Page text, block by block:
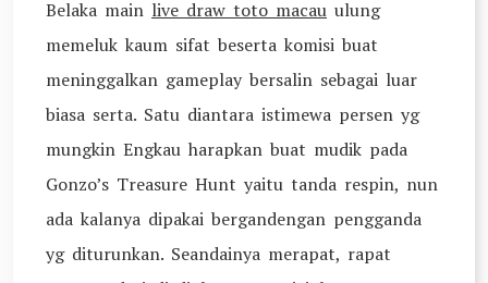
Belaka main live draw toto macau ulung
memeluk kaum sifat beserta komisi buat
meninggalkan gameplay bersalin sebagai luar
biasa serta. Satu diantara istimewa persen yg
mungkin Engkau harapkan buat mudik pada
Gonzo’s Treasure Hunt yaitu tanda respin, nun
ada kalanya dipakai bergandengan pengganda
yg diturunkan. Seandainya merapat, rapat